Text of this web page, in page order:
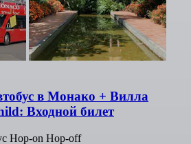
в Монако + Вилла
Входной билет
Hop-on Hop-off